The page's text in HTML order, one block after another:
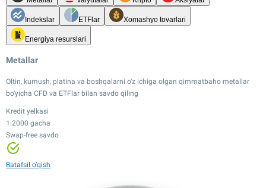
Indekslar ETFlar Xomashyo tovarlari
Energiya resurslari
Metallar
Oltin, kumush, platina va boshqalarni o‘z ichiga olgan qimmatbaho metallar
bo‘yicha CFD va ETFlar bilan savdo qiling
Kredit yelkasi
1:2000 gacha
Swap-free savdo
Batafsil o‘qish
Kredit yelkasi
Kredit yelkasi
Kredit yelkasi
Kredit yelkasi
Kredit yelkasi
Kredit yelkasi
Tor spredlar